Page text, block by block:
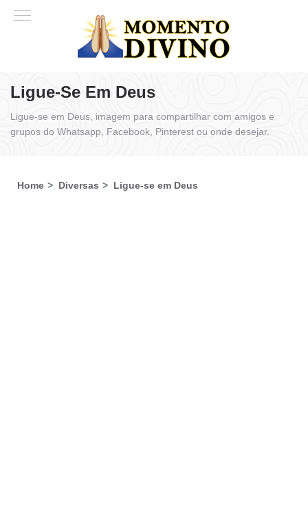
Ligue-Se Em Deus
Ligue-se em Deus, imagem para compartilhar com amigos e
grupos do Whatsapp, Facebook, Pinterest ou onde desejar.
Home Diversas Ligue-se em Deus